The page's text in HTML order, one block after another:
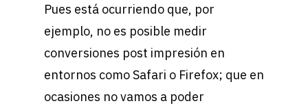
Pues está ocurriendo que, por
ejemplo, no es posible medir
conversiones post impresión en
entornos como Safari o Firefox; que en
ocasiones no vamos a poder